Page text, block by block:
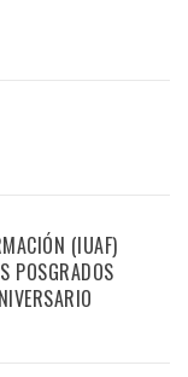
(IUAF)
POSGRADOS